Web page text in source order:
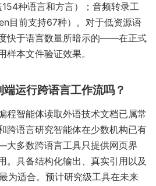
种语言和方言）；音频转录工
目前支持67种）。对于低资源语
快于语言数量所暗示的——在正式
样本文件验证效果。
运行跨语言工作流吗？
程智能体读取外语技术文档已属常
跨语言研究智能体在少数机构已有
多数跨语言工具只提供网页界
。具备结构化输出、真实引用以及
为适合。预计研究级工具在未来